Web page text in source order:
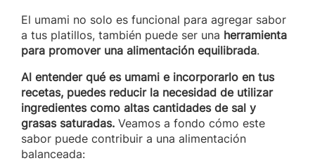
El umami no solo es funcional para agregar sabor
a tus platillos, también puede ser una herramienta
para promover una alimentación equilibrada.
Al entender qué es umami e incorporarlo en tus
recetas, puedes reducir la necesidad de utilizar
ingredientes como altas cantidades de sal y
grasas saturadas. Veamos a fondo cómo este
sabor puede contribuir a una alimentación
balanceada: